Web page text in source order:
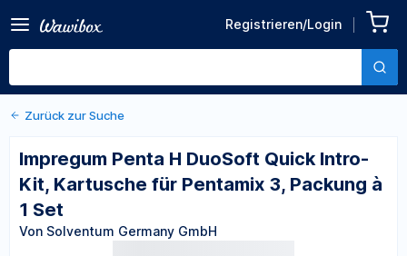
Registrieren/Login
Quick Intro-Kit, Kartusche
für Pentamix 3, Packung à 1
Von Solventum Germany GmbH
Zurück zu den Produktdetails
Zurück zur Suche
Impregum Penta H DuoSoft Quick Intro-
Kit, Kartusche für Pentamix 3, Packung à
1 Set
Von Solventum Germany GmbH